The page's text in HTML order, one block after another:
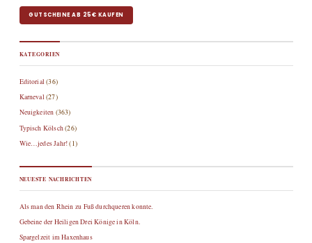
GUTSCHEINE AB 25€ KAUFEN
KATEGORIEN
Editorial (36)
Karneval (27)
Neuigkeiten (363)
Typisch Kölsch(26)
Wie…jedes Jahr!(1)
NEUESTE NACHRICHTEN
Als man den Rhein zu Fuß durchqueren konnte.
Gebeine der Heiligen Drei Könige in Köln.
Spargelzeit im Haxenhaus